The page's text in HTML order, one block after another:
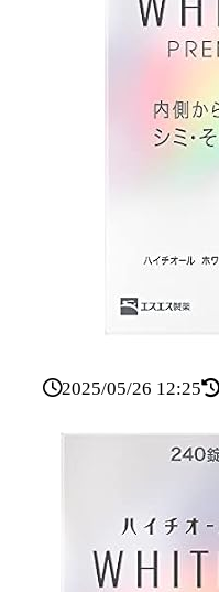
2025/05/26 12:25